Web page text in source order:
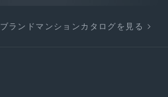
ブランドマンションカタログを見る